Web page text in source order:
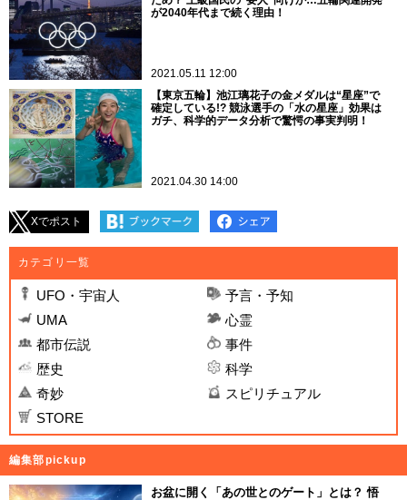
が2040年代まで続く理由！
2021.05.11 12:00
【東京五輪】池江璃花子の金メダルは“星座”で
確定している!? 競泳選手の「水の星座」効果は
ガチ、科学的データ分析で驚愕の事実判明！
2021.04.30 14:00
Xでポスト
カテゴリ一覧
UFO・宇宙人
予言・予知
UMA
心霊
都市伝説
事件
歴史
科学
奇妙
スピリチュアル
STORE
編集部pickup
お盆に開く「あの世とのゲート」とは？ 悟